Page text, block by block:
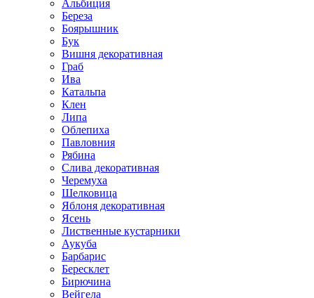
Альбиция
Береза
Боярышник
Бук
Вишня декоративная
Граб
Ива
Катальпа
Клен
Липа
Облепиха
Павловния
Рябина
Слива декоративная
Черемуха
Шелковица
Яблоня декоративная
Ясень
Лиственные кустарники
Аукуба
Барбарис
Бересклет
Бирючина
Вейгела